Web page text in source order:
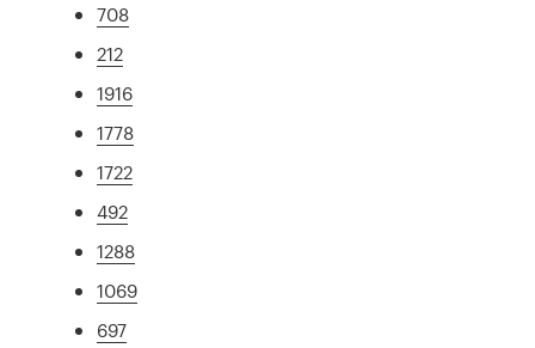
708
212
1916
1778
1722
492
1288
1069
697